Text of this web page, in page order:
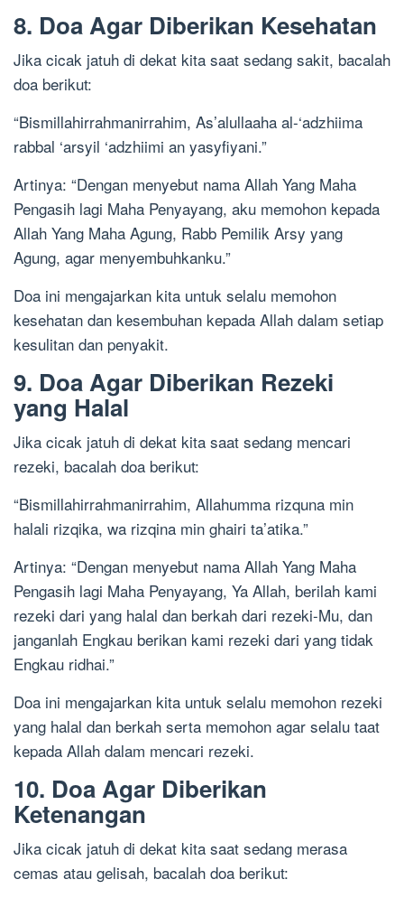
8. Doa Agar Diberikan Kesehatan
Jika cicak jatuh di dekat kita saat sedang sakit, bacalah
doa berikut:
“Bismillahirrahmanirrahim, As’alullaaha al-‘adzhiima
rabbal ‘arsyil ‘adzhiimi an yasyfiyani.”
Artinya: “Dengan menyebut nama Allah Yang Maha
Pengasih lagi Maha Penyayang, aku memohon kepada
Allah Yang Maha Agung, Rabb Pemilik Arsy yang
Agung, agar menyembuhkanku.”
Doa ini mengajarkan kita untuk selalu memohon
kesehatan dan kesembuhan kepada Allah dalam setiap
kesulitan dan penyakit.
9. Doa Agar Diberikan Rezeki
yang Halal
Jika cicak jatuh di dekat kita saat sedang mencari
rezeki, bacalah doa berikut:
“Bismillahirrahmanirrahim, Allahumma rizquna min
halali rizqika, wa rizqina min ghairi ta’atika.”
Artinya: “Dengan menyebut nama Allah Yang Maha
Pengasih lagi Maha Penyayang, Ya Allah, berilah kami
rezeki dari yang halal dan berkah dari rezeki-Mu, dan
janganlah Engkau berikan kami rezeki dari yang tidak
Engkau ridhai.”
Doa ini mengajarkan kita untuk selalu memohon rezeki
yang halal dan berkah serta memohon agar selalu taat
kepada Allah dalam mencari rezeki.
10. Doa Agar Diberikan
Ketenangan
Jika cicak jatuh di dekat kita saat sedang merasa
cemas atau gelisah, bacalah doa berikut: